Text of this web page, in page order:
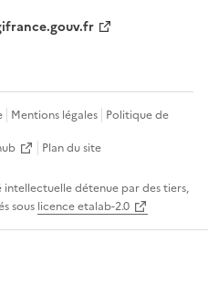
Mentions légales Politique de
Plan du site
détenue par des tiers,
sous licence etalab-2.0